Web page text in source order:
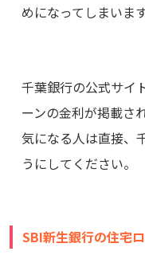
めになってしまいます
千葉銀行の公式サイ
ーンの金利が掲載さ
気になる人は直接、
うにしてください。
SBI新生銀行の住宅